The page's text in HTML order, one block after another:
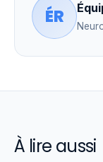
ÉR
À lire aussi